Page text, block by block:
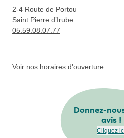
2-4 Route de Portou
Saint Pierre d’Irube
05.59.08.07.77
Voir nos horaires d'ouverture
Donnez-
avis !
Cliquez